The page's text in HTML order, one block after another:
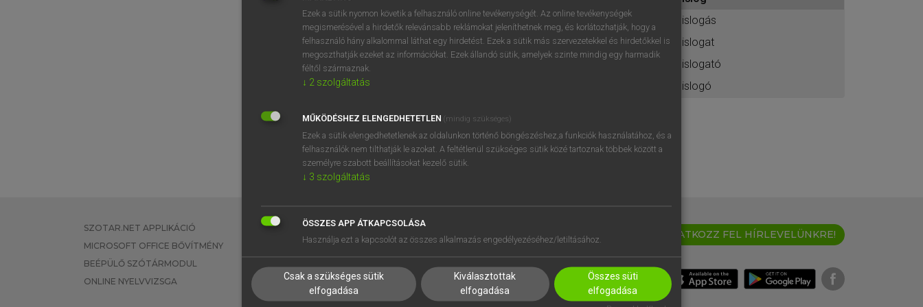
BELÉPÉS
próbaverziójának elindításához
regisztrálok ésbelépek.
REGISZTRÁCIÓ
pislogás
pislogat
pislogató
pislogó
SZOTAR.NET APPLIKÁCIÓ
MICROSOFT OFFICE BŐVÍTMÉNY
BEÉPÜLŐ SZÓTÁRMODUL
ONLINE NYELVVIZSGA
EGYÉNI FELHASZNÁLÓKNAK
TANULÓKNAK
VÁLLALATI MEGOLDÁSOK
SÚGÓ
RÓLUNK
SÜTI BEÁLLÍTÁSOK
IRATKOZZ FEL HÍRLEVELÜNKRE!
Ezek a sütik nyomon követik a felhasználó online tevékenységét. Az online tevékenységek
megismerésével a hirdetők relevánsabb reklámokat jeleníthetnek meg, és korlátozhatják, hogy a
felhasználó hány alkalommal láthat egy hirdetést. Ezek a sütik más szervezetekkel és hirdetőkkel is
megoszthatják ezeket az információkat. Ezek állandó sütik, amelyek szinte mindig egy harmadik
féltől származnak.
↓ 2 szolgáltatás
MŰKÖDÉSHEZ ELENGEDHETETLEN (mindig szükséges)
Ezek a sütik elengedhetetlenek az oldalunkon történő böngészéshez,a funkciók használatához, és a
felhasználók nem tilthatják le azokat. A feltétlenül szükséges sütik közé tartoznak többek között a
személyre szabott beállításokat kezelő sütik.
↓ 3 szolgáltatás
ÖSSZES APP ÁTKAPCSOLÁSA
Használja ezt a kapcsolót az összes alkalmazás engedélyezéséhez/letiltásához.
Csak a szükséges sütik
elfogadása
Kiválasztottak
elfogadása
Összes süti
elfogadása